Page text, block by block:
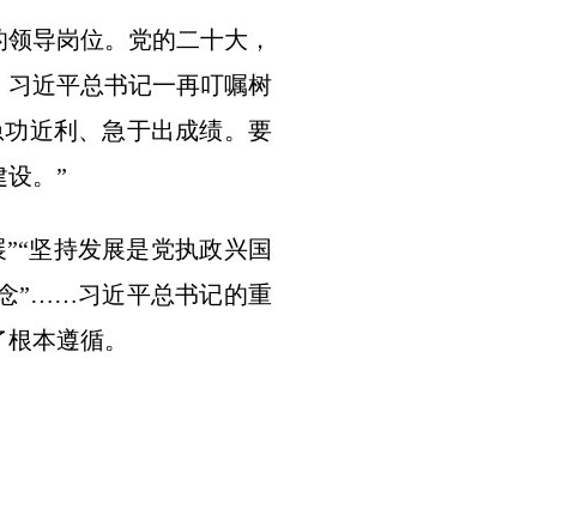
导岗位。党的二十大，
近平总书记一再叮嘱树
近利、急于出成绩。要
。”
坚持发展是党执政兴国
”……习近平总书记的重
本遵循。